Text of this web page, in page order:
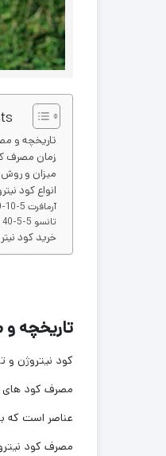
تاریخچه و
زمان مصرف
میزان و روش
انواع کود
کود نیتروژن بالا NPK30-10-5 آرمافرت
کود نیتروژن بالا NPK 40-5-5 تانسو
خرید کود
تاریخچه و
کود نیتروژن و
مصرف کود های
عناصر است که
مصرف کود